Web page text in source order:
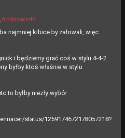
0 odpowiedzi
najmniej kibice by żałowali, więc
i będziemy grać coś w stylu 4-4-2
byłby ktoś właśnie w stylu
to byłby niezły wybór
status/1259174672178057218?